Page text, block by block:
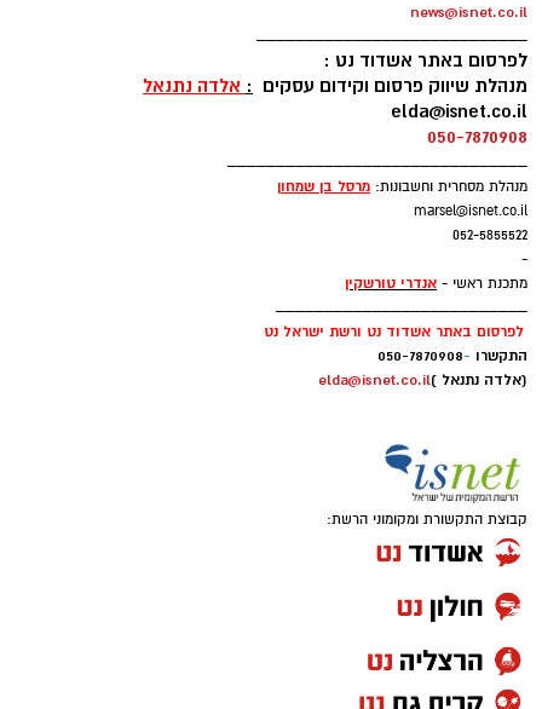
news@isnet.co.il
____________________________
לפרסום באתר אשדוד נט :
מנהלת שיווק פרסום וקידום עסקים : אלדה נתנאל
elda@isnet.co.il
050-7870908
_______________________________
מנהלת מסחרית וחשבונות: מרסל בן שמחון
marsel@isnet.co.il
052-5855522
-
מתכנת ראשי - אנדרי טורשקין
__________________________
לפרסום באתר אשדוד נט ורשת ישראל נט
התקשרו -
050-7870908
(אלדה נתנאל )elda@isnet.co.il
קבוצת התקשורת ומקומוני הרשת: